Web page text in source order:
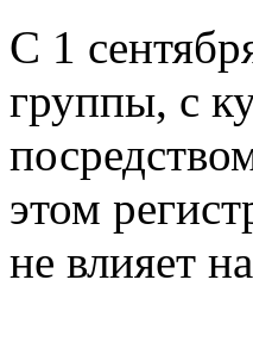
С 1
группы, с
этом
не влияет